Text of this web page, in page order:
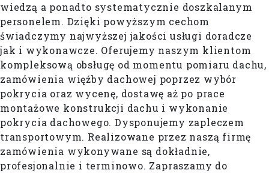
wiedzą a ponadto systematycznie doszkalanym
personelem. Dzięki powyższym cechom
świadczymy najwyższej jakości usługi doradcze
jak i wykonawcze. Oferujemy naszym klientom
kompleksową obsługę od momentu pomiaru dachu,
zamówienia więźby dachowej poprzez wybór
pokrycia oraz wycenę, dostawę aż po prace
montażowe konstrukcji dachu i wykonanie
pokrycia dachowego. Dysponujemy zapleczem
transportowym. Realizowane przez naszą firmę
zamówienia wykonywane są dokładnie,
profesjonalnie i terminowo. Zapraszamy do